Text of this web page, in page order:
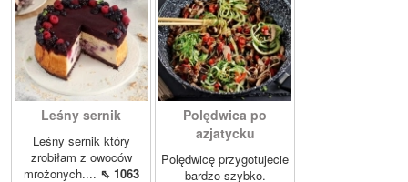
Leśny sernik
Leśny sernik który
zrobiłam z owoców
mrożonych.... ⇖ 1063
Polędwica po
azjatycku
Polędwicę przygotujecie
bardzo szybko.